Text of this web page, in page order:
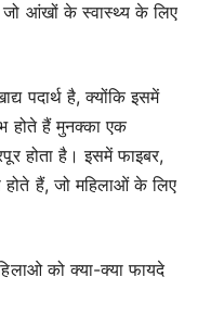
जो आंखों के स्वास्थ्य के लिए
पदार्थ है, क्योंकि इसमें
होते हैं मुनक्का एक
होता है। इसमें फाइबर,
हैं, जो महिलाओं के लिए
को क्या-क्या फायदे